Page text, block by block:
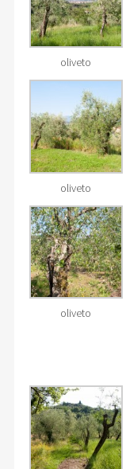
oliveto
oliveto
oliveto